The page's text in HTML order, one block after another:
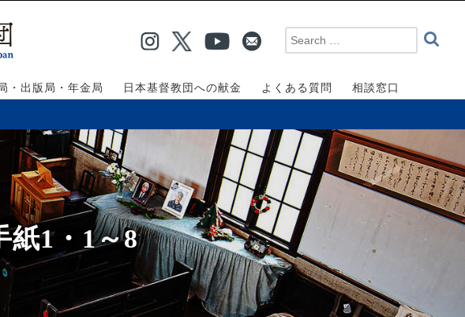
・出版局・年金局 日本基督教団への献金 よくある質問 相談窓口
紙1・1～8